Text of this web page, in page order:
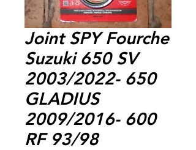
Joint SPY Fourche
Suzuki 650 SV
2003/2022- 650
GLADIUS
2009/2016- 600
RF 93/98